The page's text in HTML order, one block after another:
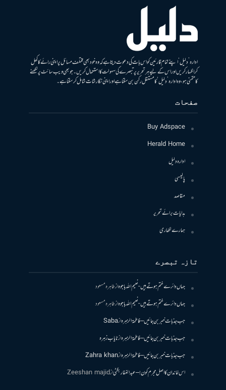
ادارہ ’دلیل‘ اپنے تمام قارئین کو اس بات کی دعوت دیتا ہے کہ وہ خود بھی مختلف مسائل پر اپنی رائے کا کھل
کر اظہار کریں اور اس کے لیے ہر تحریر پر تبصرے کی سہولت کا استعمال کریں۔ جو بھی ویب سائٹ پر لکھنے
کا متمنی ہو، وہ ادارہ ’دلیل‘ کا مستقل رکن بن سکتا ہے اور اپنی نگارشات شامل کرسکتا ہے۔
صفحات
Buy Adspace
Herald Home
ادارہ دلیل
پالیسی
مقاصد
ہدایات برائے تحریر
ہمارے لکھاری
تازہ تبصرے
جہاں دائرے ختم ہوتے ہیں- نعیم اللہ باجوہازطاہرہ مسعود
جہاں دائرے ختم ہوتے ہیں- نعیم اللہ باجوہازطاہرہ مسعود
جب جذبات خبر بن جائیں – فاطمۃالزہرہازSaba
جب جذبات خبر بن جائیں – فاطمۃالزہرہازنایاب زہرہ
جب جذبات خبر بن جائیں – فاطمۃالزہرہازZahra khan
اس خاندان کا اصل مجرم کون! – عبدالغفار بگٹیازZeeshan majid